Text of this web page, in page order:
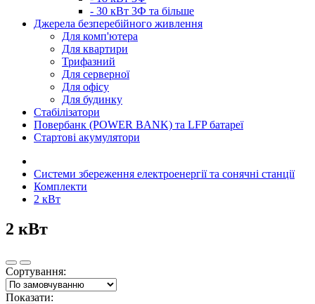
- 30 кВт 3Ф та більше
Джерела безперебійного живлення
Для комп'ютера
Для квартири
Трифазний
Для серверної
Для офісу
Для будинку
Стабілізатори
Повербанк (POWER BANK) та LFP батареї
Стартові акумулятори
Системи збереження електроенергії та сонячні станції
Комплекти
2 кВт
2 кВт
Сортування:
Показати: